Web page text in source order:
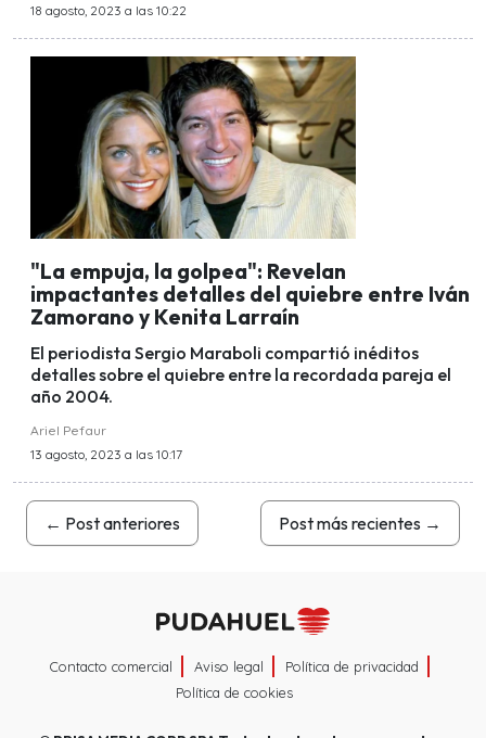
18 agosto, 2023 a las 10:22
"La empuja, la golpea": Revelan
impactantes detalles del quiebre entre Iván
Zamorano y Kenita Larraín
El periodista Sergio Maraboli compartió inéditos
detalles sobre el quiebre entre la recordada pareja el
año 2004.
Ariel Pefaur
13 agosto, 2023 a las 10:17
← Post anteriores Post más recientes →
Contacto comercial Aviso legal
Política de privacidad
Política de cookies